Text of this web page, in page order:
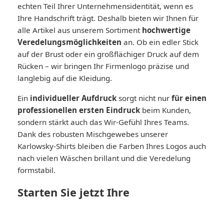
echten Teil Ihrer Unternehmensidentität, wenn es
Ihre Handschrift trägt. Deshalb bieten wir Ihnen für
alle Artikel aus unserem Sortiment hochwertige
Veredelungsmöglichkeiten an. Ob ein edler Stick
auf der Brust oder ein großflächiger Druck auf dem
Rücken – wir bringen Ihr Firmenlogo präzise und
langlebig auf die Kleidung.
Ein individueller Aufdruck sorgt nicht nur für einen
professionellen ersten Eindruck beim Kunden,
sondern stärkt auch das Wir-Gefühl Ihres Teams.
Dank des robusten Mischgewebes unserer
Karlowsky-Shirts bleiben die Farben Ihres Logos auch
nach vielen Wäschen brillant und die Veredelung
formstabil.
Starten Sie jetzt Ihre